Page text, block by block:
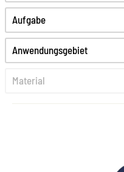
Aufgabe
Reinigen
Pflegen
Schützen
Anwendungsgebiet
Material